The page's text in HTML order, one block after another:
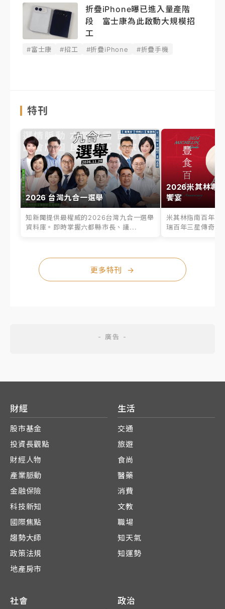
折疊iPhone曝已進入量產階
段 富士康為此啟動大規模招
工
#富士康 #招工 #折疊iPhone #折疊手機
特刊
2026 台灣九合一選舉
知新聞提供最權威的2026台灣九合一選舉
資料庫。即時掌握六都縣市長、議...
2026米其林專
饗宴
米其林指南百年之
瑞百年三星傳奇、
更多特刊 →
財經
股市基金
投資長觀點
財經人物
產業脈動
金融保險
科技新知
國際焦點
趨勢大師
政策法規
地產房市
生活
交通
旅遊
食尚
醫藥
消費
文教
職場
知天氣
知運勢
社會 政治